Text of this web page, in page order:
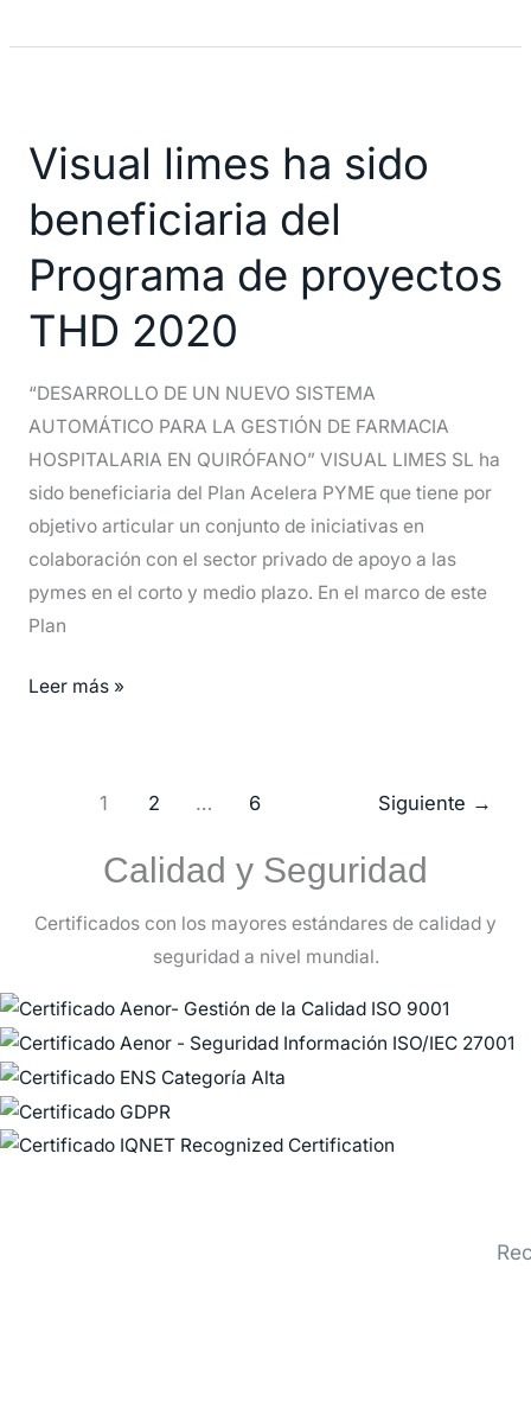
Visual limes ha sido
beneficiaria del
Programa de proyectos
THD 2020
“DESARROLLO DE UN NUEVO SISTEMA
AUTOMÁTICO PARA LA GESTIÓN DE FARMACIA
HOSPITALARIA EN QUIRÓFANO” VISUAL LIMES SL ha
sido beneficiaria del Plan Acelera PYME que tiene por
objetivo articular un conjunto de iniciativas en
colaboración con el sector privado de apoyo a las
pymes en el corto y medio plazo. En el marco de este
Plan
ha
beneficiaria
del
Programa
de
THD
2020
Leer más »
1 2 … 6 Siguiente →
Calidad y Seguridad
Certificados con los mayores estándares de calidad y
seguridad a nivel mundial.